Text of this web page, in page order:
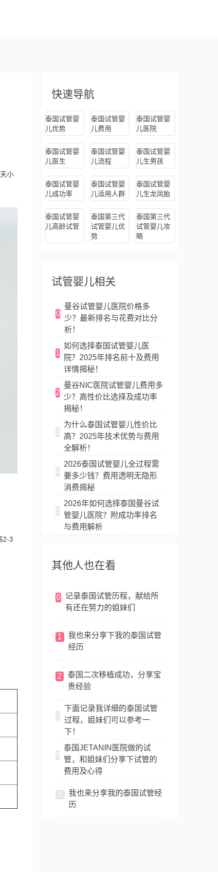
快速导航
泰国试管婴
儿优势
泰国试管婴
儿费用
泰国试管婴
儿医院
泰国试管婴
儿医生
泰国试管婴
儿流程
泰国试管婴
儿生男孩
泰国试管婴
儿成功率
泰国试管婴
儿适用人群
泰国试管婴
儿生龙凤胎
泰国试管婴
儿高龄试管
泰国第三代
试管婴儿优
势
泰国第三代
试管婴儿攻
略
试管婴儿相关
0
曼谷试管婴儿医院价格多
少？最新排名与花费对比分
析！
1
如何选择泰国试管婴儿医
院？2025年排名前十及费用
详情揭秘！
2
曼谷NIC医院试管婴儿费用多
少？高性价比选择及成功率
揭秘！
3
为什么泰国试管婴儿性价比
高？2025年技术优势与费用
全解析！
4
2026泰国试管婴儿全过程需
要多少钱？费用透明无隐形
消费揭秘
5
2026年如何选择泰国曼谷试
管婴儿医院？附成功率排名
与费用解析
其他人也在看
0 记录泰国试管历程，献给所
有还在努力的姐妹们
1
我也来分享下我的泰国试管
经历
2
泰国二次移植成功，分享宝
贵经验
3
下面记录我详细的泰国试管
过程，姐妹们可以参考一
下！
4
泰国JETANIN医院做的试
管，和姐妹们分享下试管的
费用及心得
5
我也来分享我的泰国试管经
历
小
2-3